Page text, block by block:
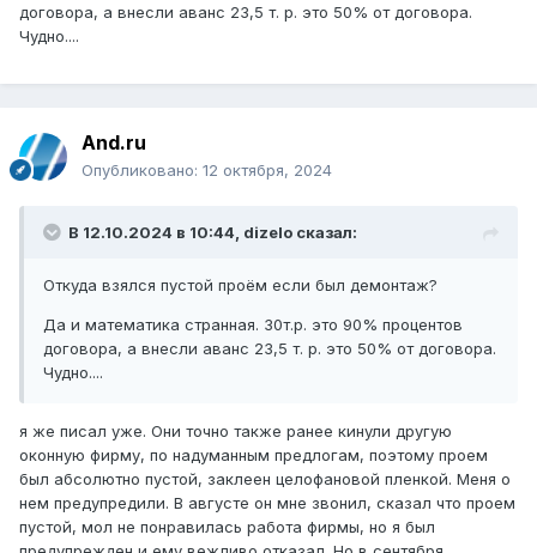
договора, а внесли аванс 23,5 т. р. это 50% от договора.
Чудно....
And.ru
Опубликовано: 12 октября, 2024
В 12.10.2024 в 10:44, dizelo сказал:
Откуда взялся пустой проём если был демонтаж?
Да и математика странная. 30т.р. это 90% процентов
договора, а внесли аванс 23,5 т. р. это 50% от договора.
Чудно....
я же писал уже. Они точно также ранее кинули другую
оконную фирму, по надуманным предлогам, поэтому проем
был абсолютно пустой, заклеен целофановой пленкой. Меня о
нем предупредили. В августе он мне звонил, сказал что проем
пустой, мол не понравилась работа фирмы, но я был